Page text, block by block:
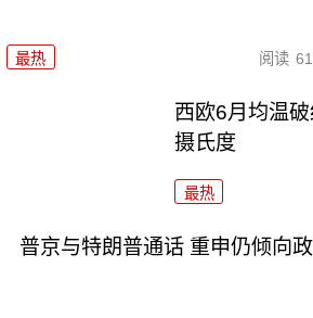
最热 阅读
西欧6月均温
摄氏度
最热
普京与特朗普通话 重申仍倾向